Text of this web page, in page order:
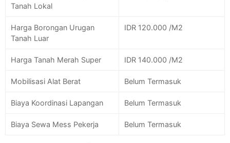
Tanah Lokal
Harga Borongan Urugan
Tanah Luar
IDR 120.000 /M2
Harga Tanah Merah Super IDR 140.000 /M2
Mobilisasi Alat Berat Belum Termasuk
Biaya Koordinasi Lapangan Belum Termasuk
Biaya Sewa Mess Pekerja Belum Termasuk